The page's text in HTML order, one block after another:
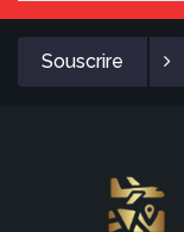
Souscrire